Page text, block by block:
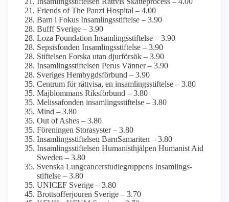
Friends of The Panzi Hospital – 4.00
Barn i Fokus Insamlings­stiftelse – 3.90
Bufff Sverige – 3.90
Loza Foundation Insamlings­stiftelse – 3.90
Sepsisfonden Insamlings­stiftelse – 3.90
Stiftelsen Forska utan djurförsök – 3.90
Insamlings­stiftelsen Perus Vänner – 3.90
Sveriges Hembygds­förbund – 3.90
Centrum för rättvisa, en insamlings­stiftelse – 3.80
Majblommans Riksförbund – 3.80
Melissafonden insamlings­stiftelse – 3.80
Mind – 3.80
Out of Ashes – 3.80
Föreningen Storasyster – 3.80
Insamlings­stiftelsen BarnSamariten – 3.80
Insamlings­stiftelsen Humanist­hjälpen Humanist Aid
Sweden – 3.80
Svenska Lungcancerstudie­gruppens Insamlings­
stiftelse – 3.80
UNICEF Sverige – 3.80
Brottsoffer­jouren Sverige – 3.70